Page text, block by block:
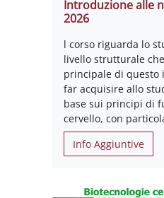
Introduzione alle
2026
l corso riguarda lo
livello strutturale
principale di questo
far acquisire allo
base sui principi di
cervello, con
Info Aggiuntive